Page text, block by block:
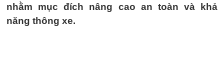
nhằm mục đích nâng cao an toàn và khả
năng thông xe.